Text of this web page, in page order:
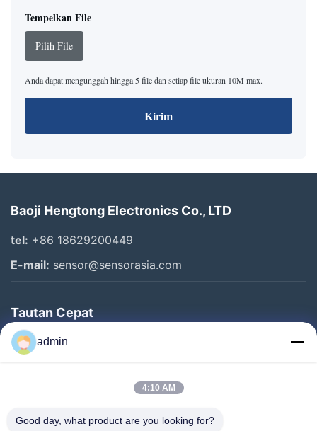
Tempelkan File
Pilih File
Anda dapat mengunggah hingga 5 file dan setiap file ukuran 10M max.
Kirim
Baoji Hengtong Electronics Co., LTD
tel: +86 18629200449
E-mail: sensor@sensorasia.com
Tautan Cepat
Rumah
Produk
Tentang Kami
admin
4:10 AM
Good day, what product are you looking for?